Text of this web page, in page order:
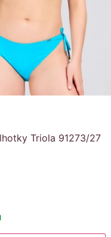
Triola 91273/27